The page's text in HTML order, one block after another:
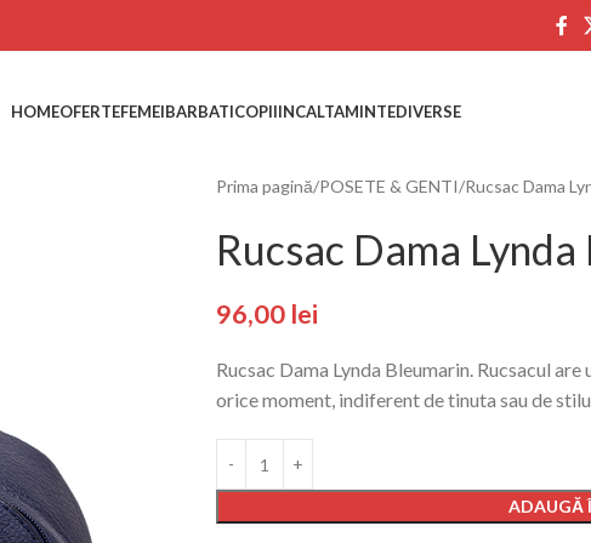
HOMEOFERTEFEMEIBARBATICOPIIINCALTAMINTEDIVERSE
Prima pagină POSETE & GENTI Rucsac Dama
Rucsac Dama
96,00 lei
Rucsac Dama Lynda Bleumarin. Rucsacul
orice moment, indiferent de tinuta sau de
ADAUGĂ